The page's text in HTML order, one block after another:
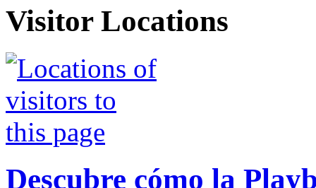
Visitor Locations
Descubre cómo la